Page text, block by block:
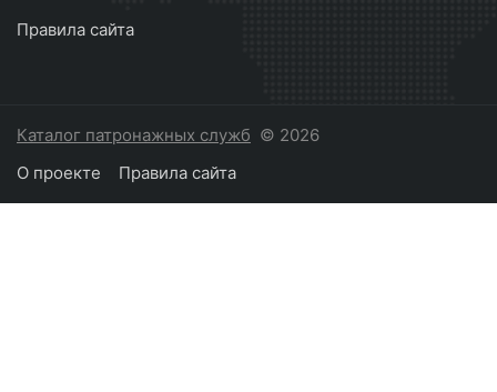
Правила сайта
Каталог патронажных служб © 2026
О проекте
Правила сайта